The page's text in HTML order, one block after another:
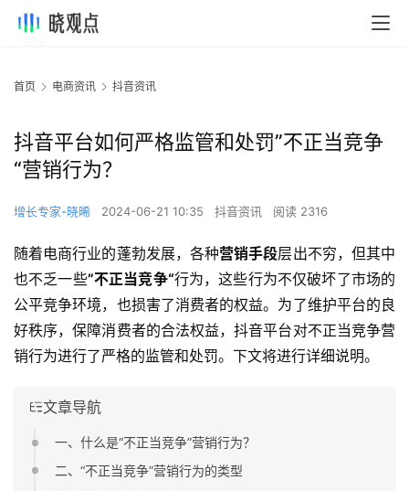
首页 电商资讯 抖音资讯
抖音平台如何严格监管和处罚”不正当竞争
“营销行为？
增长专家-晓晞 2024-06-21 10:35 抖音资讯 阅读 2316
随着电商行业的蓬勃发展，各种营销手段层出不穷，但其中
也不乏一些”不正当竞争“行为，这些行为不仅破坏了市场的
公平竞争环境，也损害了消费者的权益。为了维护平台的良
好秩序，保障消费者的合法权益，抖音平台对不正当竞争营
销行为进行了严格的监管和处罚。下文将进行详细说明。
文章导航
一、什么是“不正当竞争”营销行为？
二、“不正当竞争”营销行为的类型